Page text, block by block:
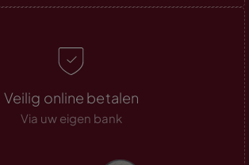
Veilig online betalen
Via uw eigen bank